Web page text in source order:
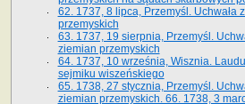
62. 1737, 8 lipca, Przemyśl. Uchwała
przemyskich
63. 1737, 19 sierpnia, Przemyśl.
ziemian przemyskich
64. 1737, 10 września, Wisznia.
sejmiku wiszeńskiego
65. 1738, 27 stycznia, Przemyśl.
ziemian przemyskich­­. 66. 1738, 3